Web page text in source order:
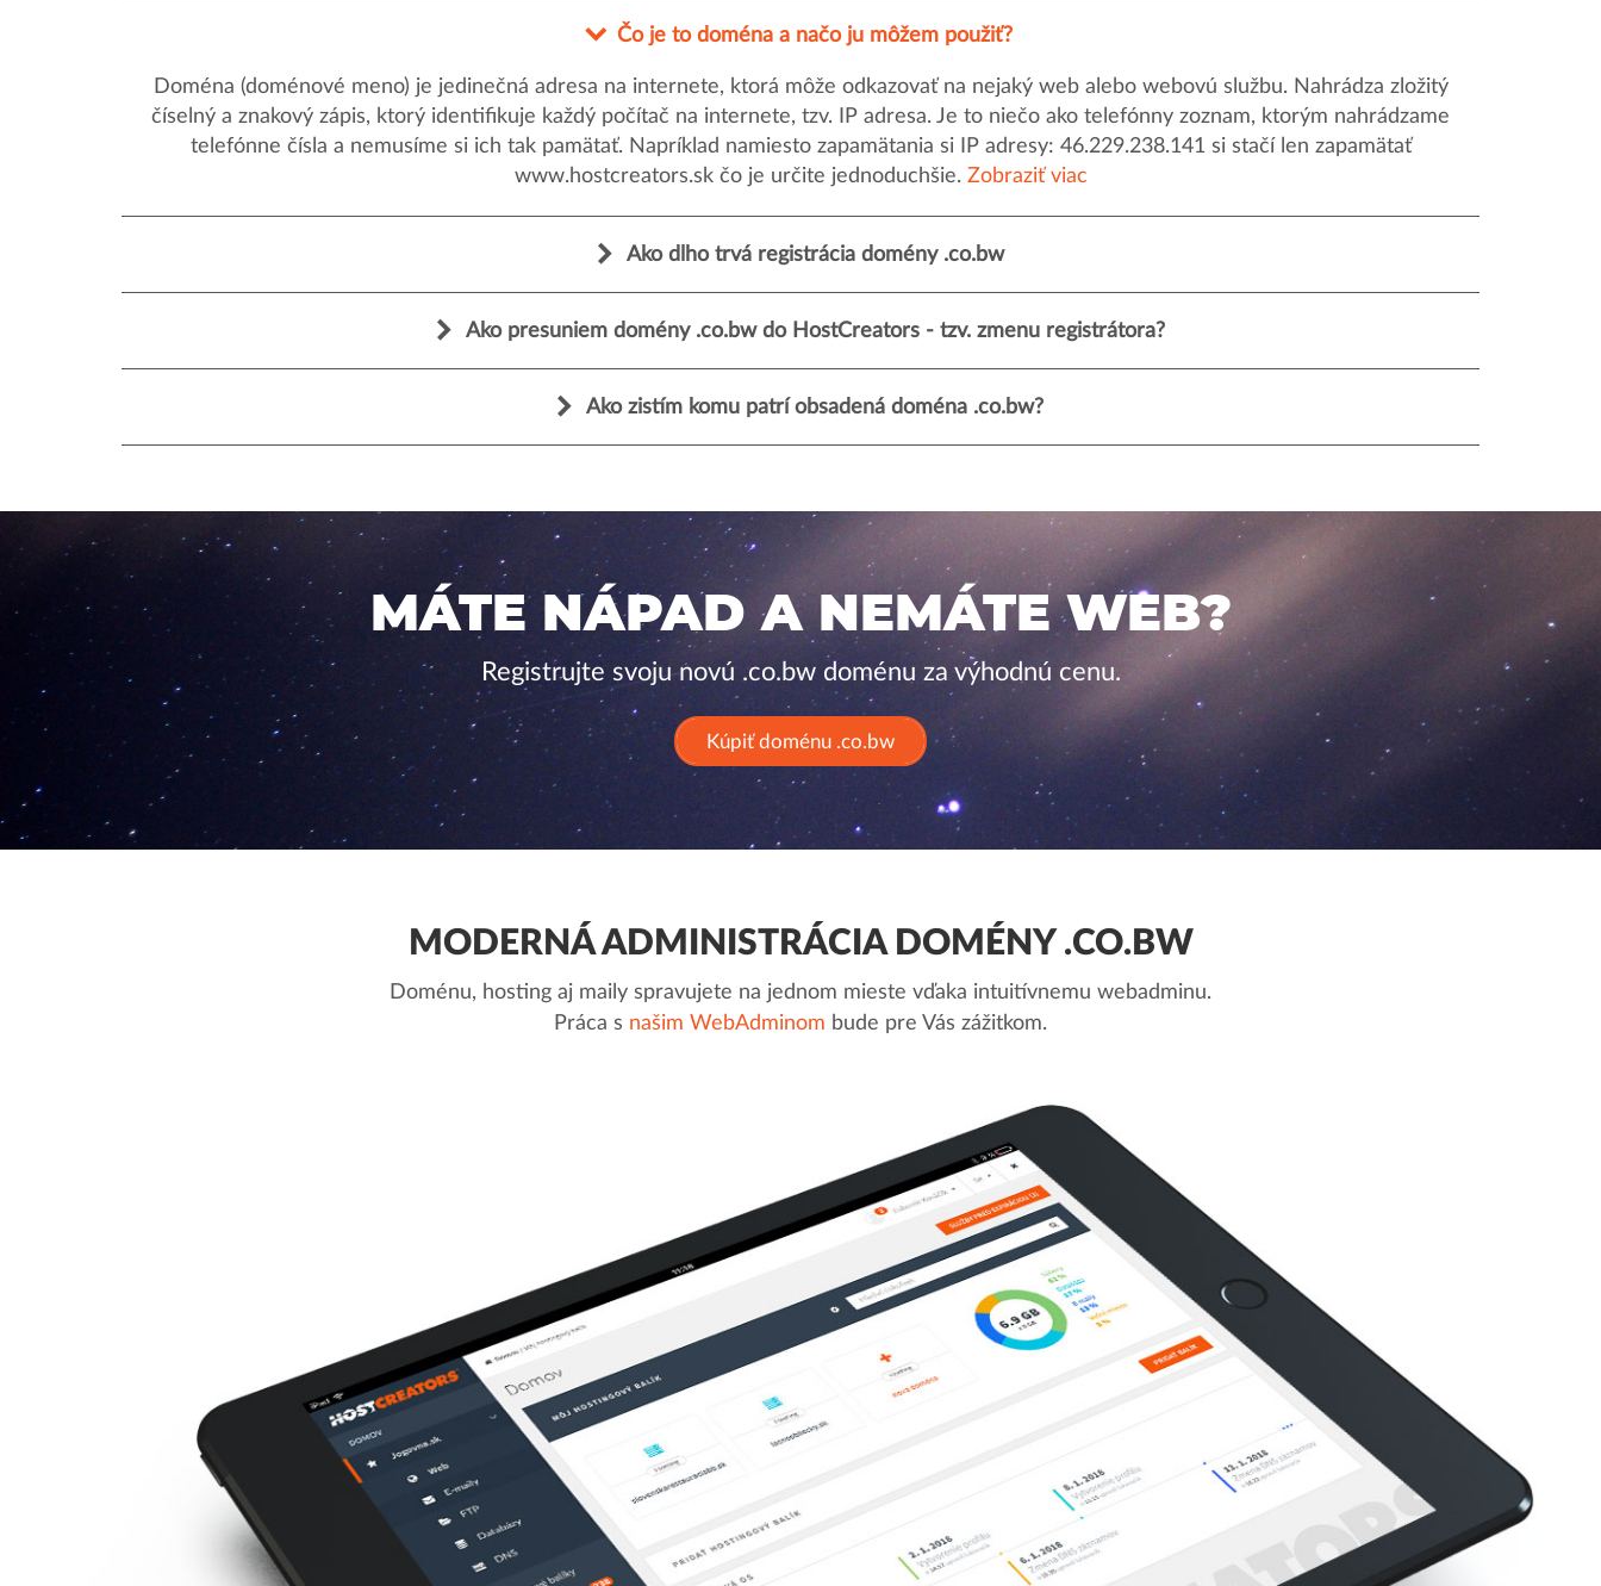
Čo je to doména a načo ju môžem použiť?
Doména (doménové meno) je jedinečná adresa na internete, ktorá môže odkazovať na nejaký web alebo webovú službu. Nahrádza zložitý
číselný a znakový zápis, ktorý identifikuje každý počítač na internete, tzv. IP adresa. Je to niečo ako telefónny zoznam, ktorým nahrádzame
telefónne čísla a nemusíme si ich tak pamätať. Napríklad namiesto zapamätania si IP adresy: 46.229.238.141 si stačí len zapamätať
www.hostcreators.sk čo je určite jednoduchšie. Zobraziť viac
Ako dlho trvá registrácia domény .co.bw
Ako presuniem domény .co.bw do HostCreators - tzv. zmenu registrátora?
Ako zistím komu patrí obsadená doména .co.bw?
MÁTE NÁPAD A NEMÁTE WEB?
Registrujte svoju novú .co.bw doménu za výhodnú cenu.
Kúpiť doménu .co.bw
MODERNÁ ADMINISTRÁCIA DOMÉNY .CO.BW
Doménu, hosting aj maily spravujete na jednom mieste vďaka intuitívnemu webadminu.
Práca s našim WebAdminom bude pre Vás zážitkom.